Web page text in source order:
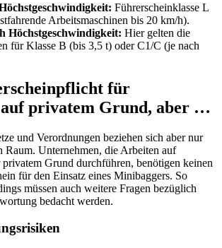
Führerscheinklasse L
Arbeitsmaschinen bis 20 km/h).
Höchstgeschwindigkeit: Hier gelten die
für Klasse B (bis 3,5 t) oder C1/C (je nach
für
privatem Grund, aber …
und Verordnungen beziehen sich aber nur
Raum. Unternehmen, die Arbeiten auf
Grund durchführen, benötigen keinen
für den Einsatz eines Minibaggers. So
müssen auch weitere Fragen bezüglich
bedacht werden.